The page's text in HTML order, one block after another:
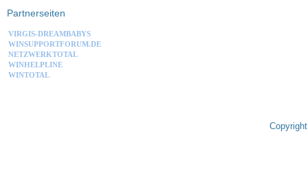
Partnerseiten
VIRGIS-DREAMBABYS
WINSUPPORTFORUM.DE
NETZWERKTOTAL
WINHELPLINE
WINTOTAL